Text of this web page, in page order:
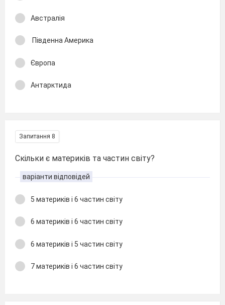
Австралія
Південна Америка
Європа
Антарктида
Запитання 8
Скільки є материків та частин світу?
варіанти відповідей
5 материків і 6 частин світу
6 материків і 6 частин світу
6 материків і 5 частин світу
7 материків і 6 частин світу